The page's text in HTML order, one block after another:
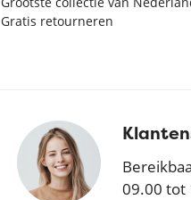
Gratis retourneren
09.00 tot